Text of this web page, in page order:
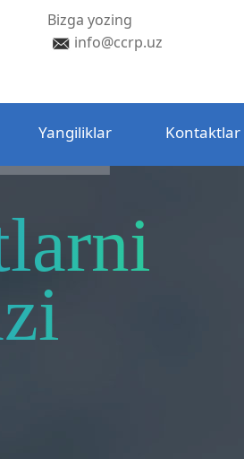
Bizga yozing
info@ccrp.uz
Yangiliklar Kontaktlar